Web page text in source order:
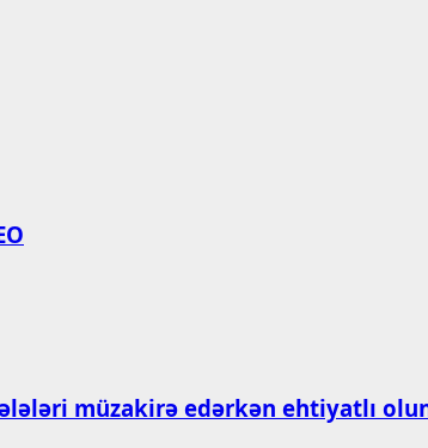
müzakirə edərkən ehtiyatlı